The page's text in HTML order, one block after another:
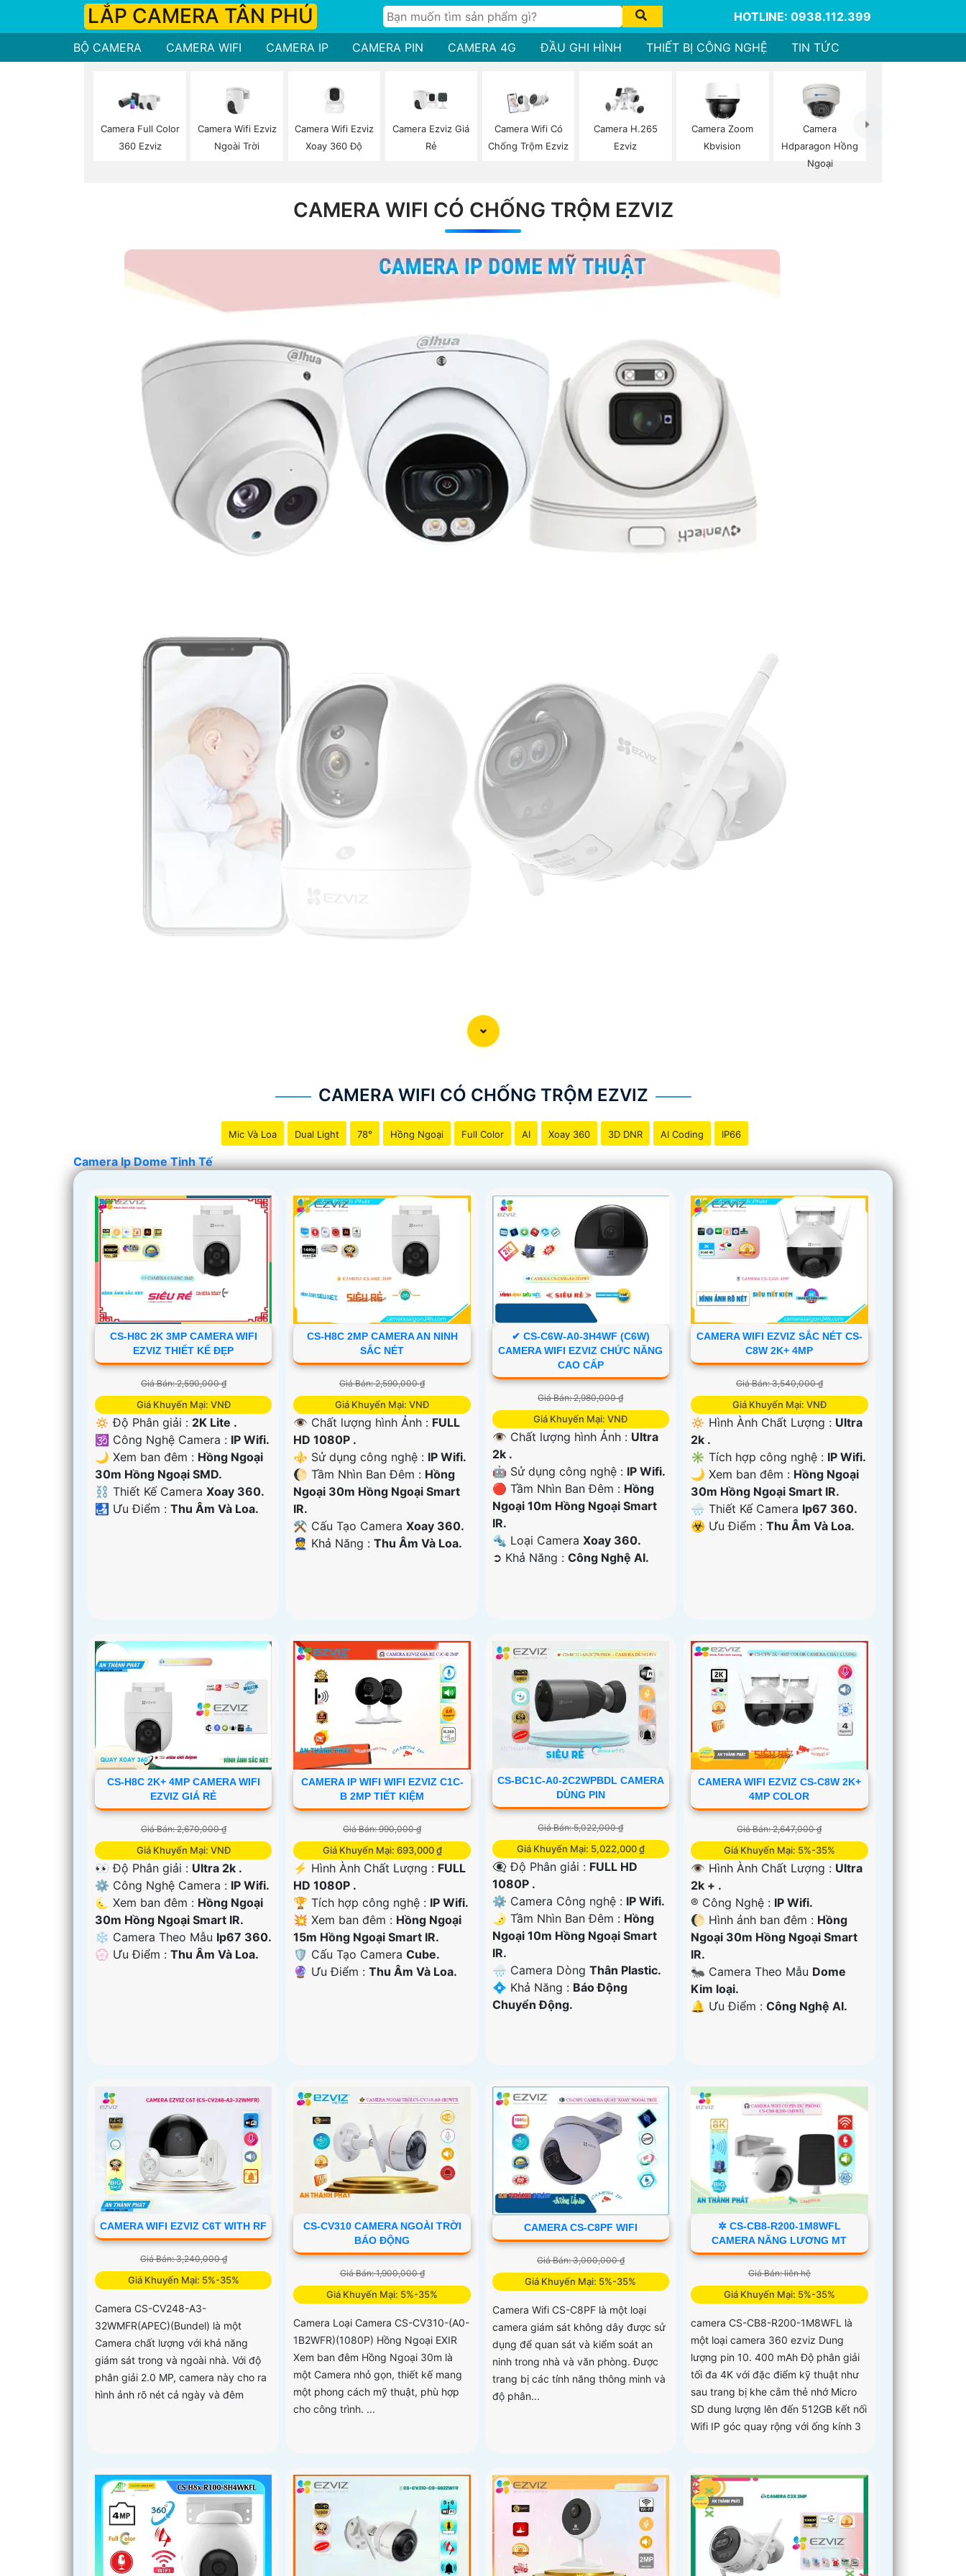
LẮP CAMERA TÂN PHÚ HOTLINE: 0938.112.399
BỘ CAMERA CAMERA WIFI CAMERA IP CAMERA PIN CAMERA 4G ĐẦU GHI HÌNH THIẾT BỊ CÔNG NGHỆ TIN TỨC
Camera Full Color
360 Ezviz
Camera Wifi Ezviz
Ngoài Trời
Camera Wifi Ezviz
Xoay 360 Độ
Camera Ezviz Giá
Rẻ
Camera Wifi Có
Chống Trộm Ezviz
Camera H.265
Ezviz
Camera Zoom
Kbvision
Camera
Hdparagon Hồng
Ngoại
CAMERA WIFI CÓ CHỐNG TRỘM EZVIZ
CAMERA WIFI CÓ CHỐNG TRỘM EZVIZ
Mic Và Loa Dual Light 78° Hồng Ngoại Full Color AI Xoay 360 3D DNR AI Coding IP66
Camera Ip Dome Tinh Tế
CS-H8C 2K 3MP CAMERA WIFI
EZVIZ THIẾT KẾ ĐẸP
Giá Bán: 2,590,000 ₫
Giá Khuyến Mại: VNĐ
🔅 Độ Phân giải : 2K Lite .
🕉️ Công Nghệ Camera : IP Wifi.
🌙 Xem ban đêm : Hồng Ngoại
30m Hồng Ngoại SMD.
⛓ Thiết Kế Camera Xoay 360.
️🛃 Ưu Điểm : Thu Âm Và Loa.
CS-H8C 2MP CAMERA AN NINH
SẮC NÉT
Giá Bán: 2,590,000 ₫
Giá Khuyến Mại: VNĐ
👁 Chất lượng hình Ảnh : FULL
HD 1080P .
⚜️ Sử dụng công nghệ : IP Wifi.
🌔 Tầm Nhìn Ban Đêm : Hồng
Ngoại 30m Hồng Ngoại Smart
IR.
⚒ Cấu Tạo CameraXoay 360.
️👮 Khả Năng :Thu Âm Và Loa.
✔ CS-C6W-A0-3H4WF (C6W)
CAMERA WIFI EZVIZ CHỨC NĂNG
CAO CẤP
Giá Bán: 2,980,000 ₫
Giá Khuyến Mại: VNĐ
👁 Chất lượng hình Ảnh : Ultra
2k .
🤖️ Sử dụng công nghệ : IP Wifi.
🔴 Tầm Nhìn Ban Đêm : Hồng
Ngoại 10m Hồng Ngoại Smart
IR.
🔩 Loại Camera Xoay 360.
️➲ Khả Năng : Công Nghệ AI.
CAMERA WIFI EZVIZ SẮC NÉT CS-
C8W 2K+ 4MP
Giá Bán: 3,540,000 ₫
Giá Khuyến Mại: VNĐ
🔅 Hình Ành Chất Lượng : Ultra
2k .
✳️ Tích hợp công nghệ : IP Wifi.
🌙 Xem ban đêm : Hồng Ngoại
30m Hồng Ngoại Smart IR.
🌧️ Thiết Kế Camera Ip67 360.
️☣️ Ưu Điểm :Thu Âm Và Loa.
CS-H8C 2K+ 4MP CAMERA WIFI
EZVIZ GIÁ RẺ
Giá Bán: 2,670,000 ₫
Giá Khuyến Mại: VNĐ
👀 Độ Phân giải : Ultra 2k .
⚙ Công Nghệ Camera : IP Wifi.
🌜 Xem ban đêm : Hồng Ngoại
30m Hồng Ngoại Smart IR.
❄ Camera Theo Mẫu Ip67 360.
️💮 Ưu Điểm : Thu Âm Và Loa.
CAMERA IP WIFI WIFI EZVIZ C1C-
B 2MP TIẾT KIỆM
Giá Bán: 990,000 ₫
Giá Khuyến Mại: 693,000 ₫
️⚡ Hình Ành Chất Lượng : FULL
HD 1080P .
🏆 Tích hợp công nghệ : IP Wifi.
💥 Xem ban đêm : Hồng Ngoại
15m Hồng Ngoại Smart IR.
🛡 Cấu Tạo CameraCube.
️🔮 Ưu Điểm :Thu Âm Và Loa.
CS-BC1C-A0-2C2WPBDL CAMERA
DÙNG PIN
Giá Bán: 5,022,000 ₫
Giá Khuyến Mại: 5,022,000 ₫
👁️‍🗨 Độ Phân giải : FULL HD
1080P .
⚙ Camera Công nghệ : IP Wifi.
🌛 Tầm Nhìn Ban Đêm : Hồng
Ngoại 10m Hồng Ngoại Smart
IR.
🌧️ Camera Dòng Thân Plastic.
️💠 Khả Năng : Báo Động
Chuyển Động.
CAMERA WIFI EZVIZ CS-C8W 2K+
4MP COLOR
Giá Bán: 2,647,000 ₫
Giá Khuyến Mại: 5%-35%
👁 Hình Ành Chất Lượng : Ultra
2k + .
®️ Công Nghệ : IP Wifi.
🌔 Hình ảnh ban đêm : Hồng
Ngoại 30m Hồng Ngoại Smart
IR.
🐜 Camera Theo Mẫu Dome
Kim loại.
️🔔 Ưu Điểm :Công Nghệ AI.
CAMERA WIFI EZVIZ C6T WITH RF
Giá Bán: 3,240,000 ₫
Giá Khuyến Mại: 5%-35%
Camera CS-CV248-A3-
32WMFR(APEC)(Bundel) là một
Camera chất lượng với khả năng
giám sát trong và ngoài nhà. Với độ
phân giải 2.0 MP, camera này cho ra
hình ảnh rõ nét cả ngày và đêm
CS-CV310 CAMERA NGOÀI TRỜI
BÁO ĐỘNG
Giá Bán: 1,900,000 ₫
Giá Khuyến Mại: 5%-35%
Camera Loại Camera CS-CV310-(A0-
1B2WFR)(1080P) Hồng Ngoại EXIR
Xem ban đêm Hồng Ngoại 30m là
một Camera nhỏ gọn, thiết kế mang
một phong cách mỹ thuật, phù hợp
cho công trình. ...
CAMERA CS-C8PF WIFI
Giá Bán: 3,000,000 ₫
Giá Khuyến Mại: 5%-35%
Camera Wifi CS-C8PF là một loại
camera giám sát không dây được sử
dụng để quan sát và kiểm soát an
ninh trong nhà và văn phòng. Được
trang bị các tính năng thông minh và
độ phân...
✲ CS-CB8-R200-1M8WFL
CAMERA NĂNG LƯƠNG MT
Giá Bán: liên hệ
Giá Khuyến Mại: 5%-35%
camera CS-CB8-R200-1M8WFL là
một loại camera 360 ezviz Dung
lượng pin 10. 400 mAh Độ phân giải
tối đa 4K với đặc điểm kỹ thuật như
sau trang bị khe cắm thẻ nhớ Micro
SD dung lượng lên đến 512GB kết nối
Wifi IP góc quay rộng với ống kính 3